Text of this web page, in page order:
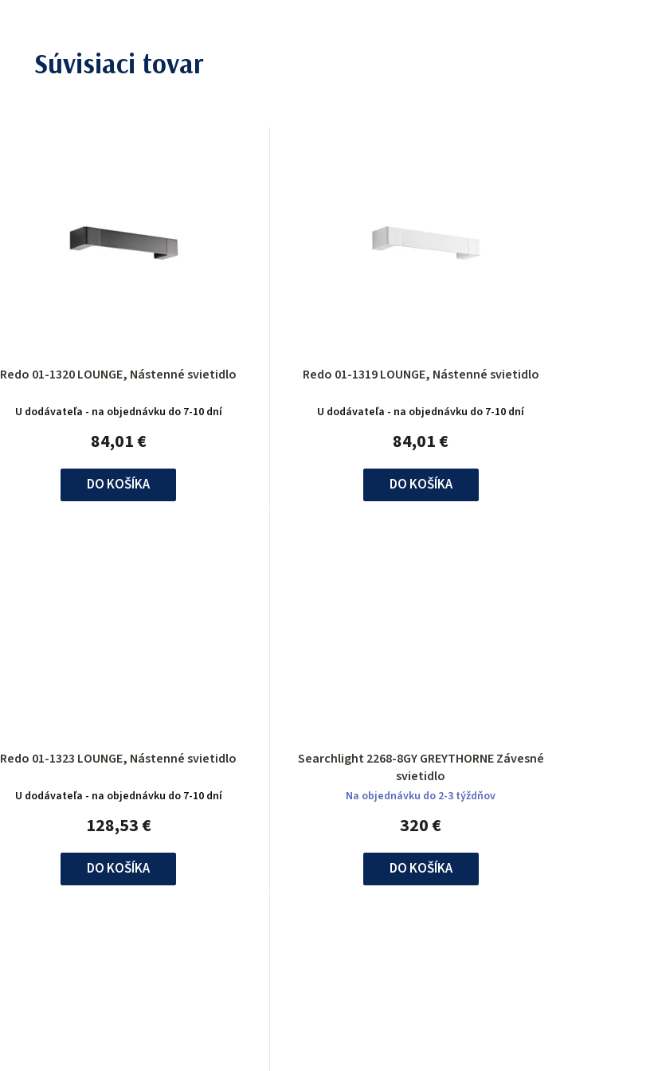
Súvisiaci tovar
Redo 01-1320 LOUNGE, Nástenné svietidlo
U dodávateľa - na objednávku do 7-10 dní
84,01 €
DO KOŠÍKA
Redo 01-1319 LOUNGE, Nástenné svietidlo
U dodávateľa - na objednávku do 7-10 dní
84,01 €
DO KOŠÍKA
Redo 01-1323 LOUNGE, Nástenné svietidlo
U dodávateľa - na objednávku do 7-10 dní
128,53 €
DO KOŠÍKA
Searchlight 2268-8GY GREYTHORNE Závesné
svietidlo
Na objednávku do 2-3 týždňov
320 €
DO KOŠÍKA